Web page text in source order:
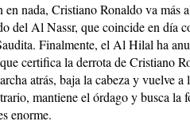
nada, Cristiano Ronaldo va más
del Al Nassr, que coincide en día
Finalmente, el Al Hilal ha
certifica la derrota de Cristiano
atrás, baja la cabeza y vuelve a
mantiene el órdago y busca la
enorme.